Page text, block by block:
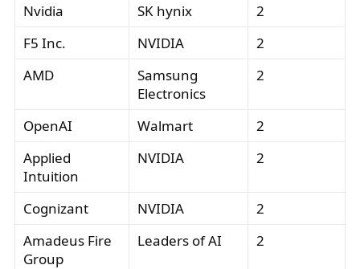
Nvidia
SK hynix
2
F5 Inc.
NVIDIA
2
AMD
Samsung
Electronics
2
OpenAI Walmart
2
Applied
Intuition
NVIDIA 2
Cognizant NVIDIA
2
Amadeus Fire
Group
Leaders of AI 2